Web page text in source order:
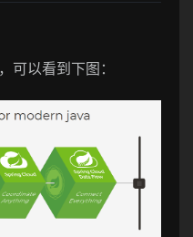
，可以看到下图：